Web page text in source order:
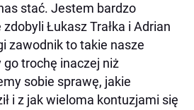
stać. Jestem bardzo
Łukasz Trałka i Adrian
zawodnik to takie nasze
trochę inaczej niż
sobie sprawę, jakie
i z jak wieloma kontuzjami się